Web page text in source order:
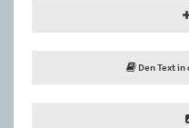
Den Text